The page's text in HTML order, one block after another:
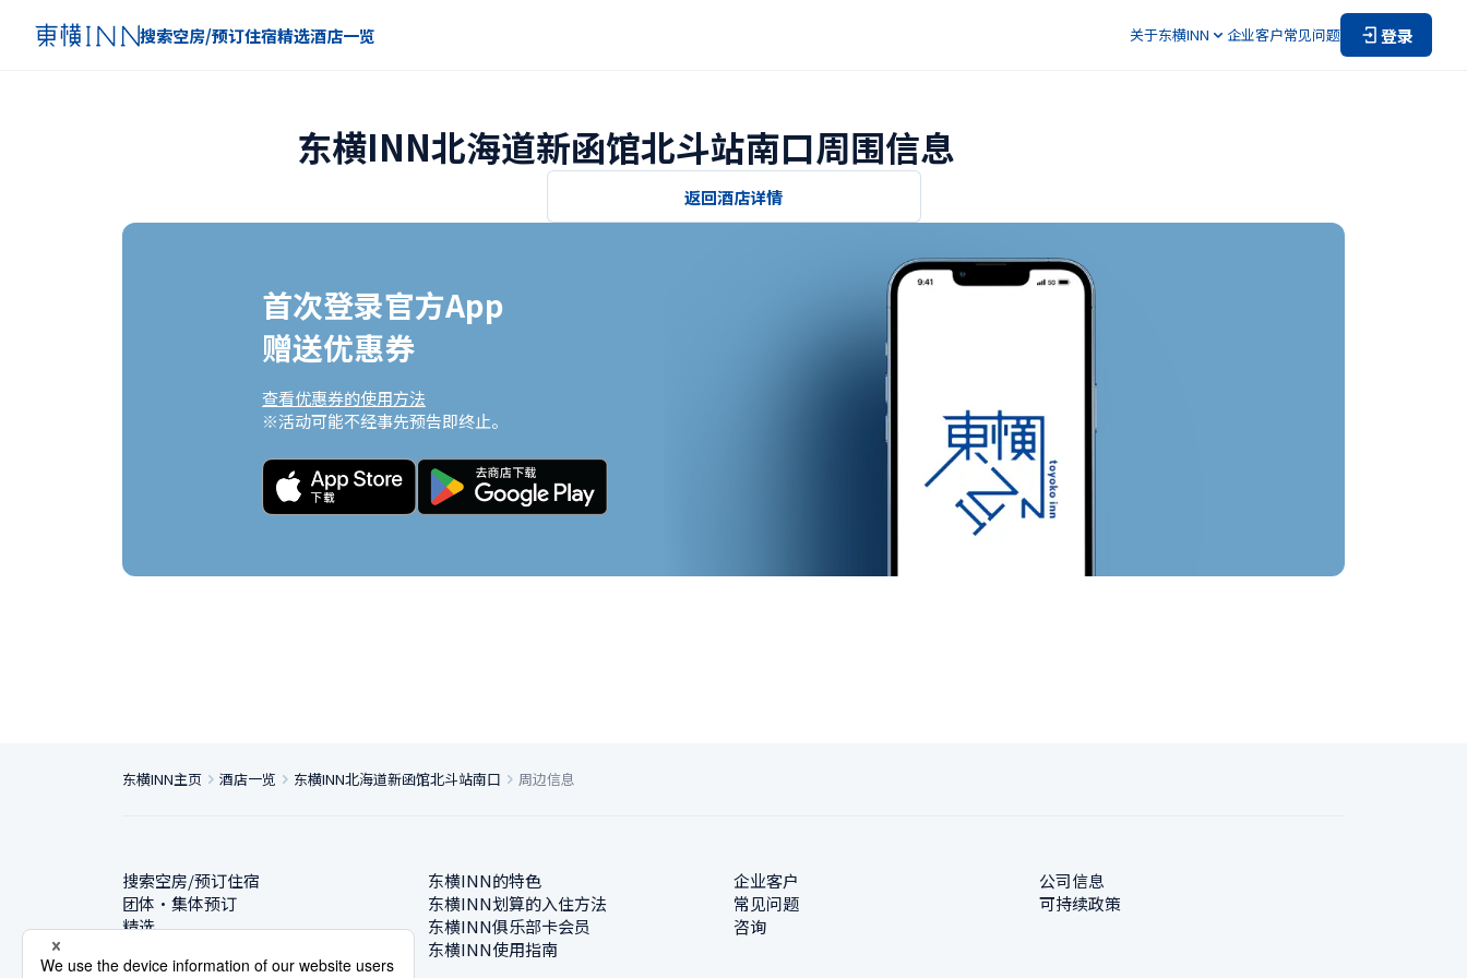
搜索空房/预订住宿精选酒店一览 关于东横INN 企业客户常见问题 登录
东横INN北海道新函馆北斗站南口周围信息
返回酒店详情
首次登录官方App
赠送优惠券
查看优惠券的使用方法
※活动可能不经事先预告即终止。
东横INN主页 酒店一览 东横INN北海道新函馆北斗站南口 周边信息
搜索空房/预订住宿
团体・集体预订
精选
东横INN的特色
东横INN划算的入住方法
东横INN俱乐部卡会员
东横INN使用指南
企业客户
常见问题
咨询
公司信息
可持续政策